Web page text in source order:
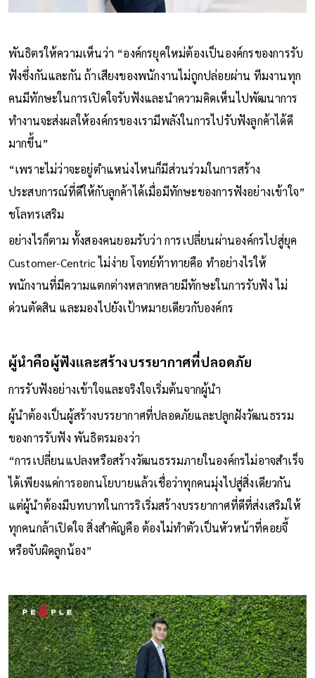
พันธิตรให้ความเห็นว่า “องค์กรยุคใหม่ต้องเป็นองค์กรของการรับ
ฟังซึ่งกันและกัน ถ้าเสียงของพนักงานไม่ถูกปล่อยผ่าน ทีมงานทุก
คนมีทักษะในการเปิดใจรับฟังและนำความคิดเห็นไปพัฒนาการ
ทำงานจะส่งผลให้องค์กรของเรามีพลังในการไปรับฟังลูกค้าได้ดี
มากขึ้น”
“เพราะไม่ว่าจะอยู่ตำแหน่งไหนก็มีส่วนร่วมในการสร้าง
ประสบการณ์ที่ดีให้กับลูกค้าได้เมื่อมีทักษะของการฟังอย่างเข้าใจ”
ชโลทรเสริม
อย่างไรก็ตาม ทั้งสองคนยอมรับว่า การเปลี่ยนผ่านองค์กรไปสู่ยุค
Customer-Centric ไม่ง่าย โจทย์ท้าทายคือ ทำอย่างไรให้
พนักงานที่มีความแตกต่างหลากหลายมีทักษะในการรับฟัง ไม่
ด่วนตัดสิน และมองไปยังเป้าหมายเดียวกับองค์กร
ผู้นำคือผู้ฟังและสร้างบรรยากาศที่ปลอดภัย
การรับฟังอย่างเข้าใจและจริงใจเริ่มต้นจากผู้นำ
ผู้นำต้องเป็นผู้สร้างบรรยากาศที่ปลอดภัยและปลูกฝังวัฒนธรรม
ของการรับฟัง พันธิตรมองว่า
“การเปลี่ยนแปลงหรือสร้างวัฒนธรรมภายในองค์กรไม่อาจสำเร็จ
ได้เพียงแค่การออกนโยบายแล้วเชื่อว่าทุกคนมุ่งไปสู่สิ่งเดียวกัน
แต่ผู้นำต้องมีบทบาทในการริเริ่มสร้างบรรยากาศที่ดีที่ส่งเสริมให้
ทุกคนกล้าเปิดใจ สิ่งสำคัญคือ ต้องไม่ทำตัวเป็นหัวหน้าที่คอยจี้
หรือจับผิดลูกน้อง”